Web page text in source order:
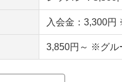
入会金：3,300円
3,850円～ ※グル